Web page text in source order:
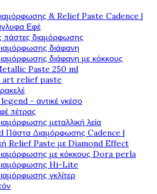
& Relief Paste Cadence |
Εφέ
πάστες διαμόρφωσης
διάφανη
διάφανη με κόκκους
Paste 250 ml
art relief paste
- αντικέ γκέσο
πέτρας
μεταλλική λεία
Πάστα Διαμόρφωσης Cadence |
Relief Paste με Diamond Effect
με κόκκους Dora perla
Hi-Lite
γκλίτερ